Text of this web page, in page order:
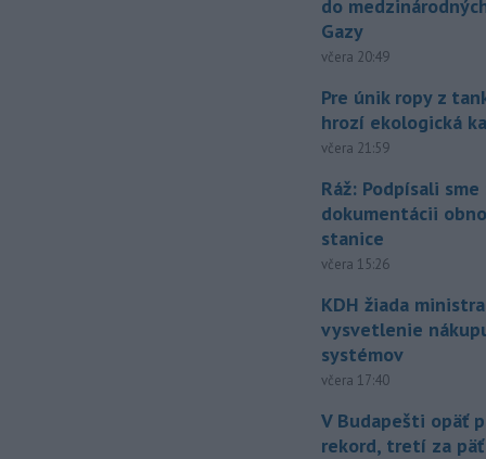
do
Gazy
včera 20:49
Pre únik ropy z
hrozí ekologická
včera 21:59
Ráž: Podpísali
dokumentácii
stanice
včera 15:26
KDH žiada
vysvetlenie
systémov
včera 17:40
V Budapešti opäť
rekord, tretí za